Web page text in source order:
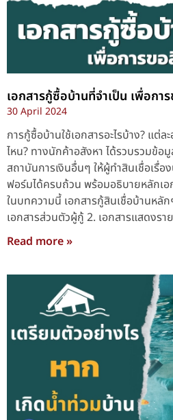
เอกสารกู้ซื้อบ้านที่จำเป็น เพื่อกา
30 April 2024
การกู้ซื้อบ้านใช้เอกสารอะไรบ้าง? แต่
ไหน? ทางนักค้าอสังหา ได้รวบรวมข้อ
สถาบันการเงินอื่นๆ ให้ผู้ทำสินเชื่อเรื่
ฟอร์มได้ครบถ้วน พร้อมอธิบายหลักเ
ในบทความนี้ เอกสารกู้สินเชื่อบ้านหลั
เอกสารส่วนตัวผู้กู้ 2. เอกสารแสดงรา
Read more »